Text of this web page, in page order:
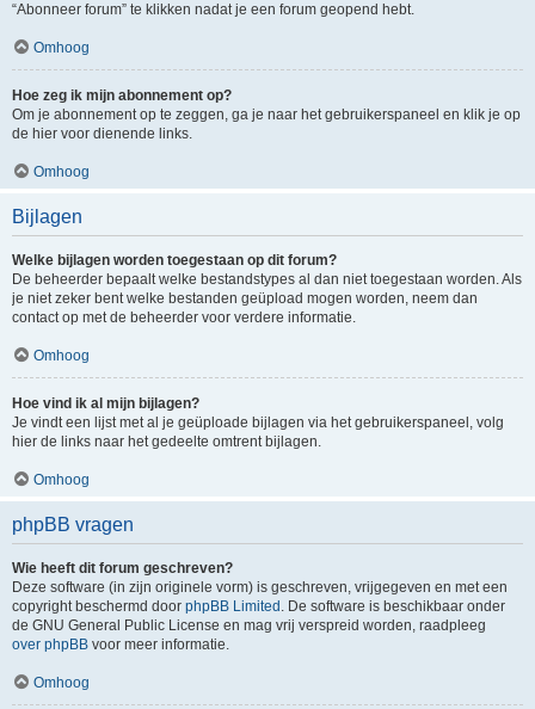
“Abonneer forum” te klikken nadat je een forum geopend hebt.
Omhoog
Hoe zeg ik mijn abonnement op?
Om je abonnement op te zeggen, ga je naar het gebruikerspaneel en klik je op
de hier voor dienende links.
Omhoog
Bijlagen
Welke bijlagen worden toegestaan op dit forum?
De beheerder bepaalt welke bestandstypes al dan niet toegestaan worden. Als
je niet zeker bent welke bestanden geüpload mogen worden, neem dan
contact op met de beheerder voor verdere informatie.
Omhoog
Hoe vind ik al mijn bijlagen?
Je vindt een lijst met al je geüploade bijlagen via het gebruikerspaneel, volg
hier de links naar het gedeelte omtrent bijlagen.
Omhoog
phpBB vragen
Wie heeft dit forum geschreven?
Deze software (in zijn originele vorm) is geschreven, vrijgegeven en met een
copyright beschermd door phpBB Limited . De software is beschikbaar onder
de GNU General Public License en mag vrij verspreid worden, raadpleeg
over phpBB voor meer informatie.
Omhoog